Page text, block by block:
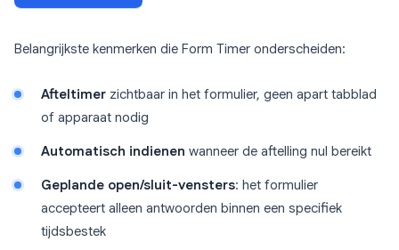
Belangrijkste kenmerken die Form Timer onderscheiden:
Afteltimer zichtbaar in het formulier, geen apart tabblad
of apparaat nodig
Automatisch indienen wanneer de aftelling nul bereikt
Geplande open/sluit-vensters: het formulier
accepteert alleen antwoorden binnen een specifiek
tijdsbestek